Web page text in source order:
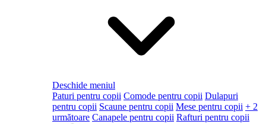
Deschide meniul
Paturi pentru copii Comode pentru copii Dulapuri
pentru copii Scaune pentru copii Mese pentru copii + 2
următoare Canapele pentru copii Rafturi pentru copii